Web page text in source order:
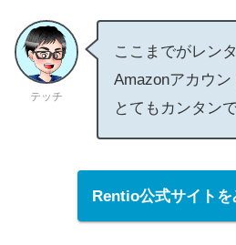
テッチ
ここまでがレン
Amazonアカウ
とてもカンタン
Rentio公式サイトを